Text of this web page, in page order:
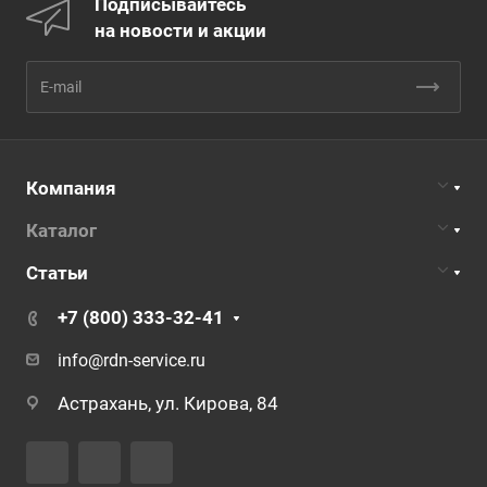
Подписывайтесь
на новости и акции
Компания
Каталог
Статьи
+7 (800) 333-32-41
info@rdn-service.ru
Астрахань, ул. Кирова, 84